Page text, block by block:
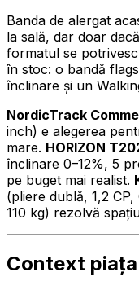
Banda de alergat
la sală, dar doar
formatul se
în stoc: o bandă
înclinare și un
NordicTrack
inch) e alegerea
mare. HORIZON
înclinare 0–12%, 5
pe buget mai realist.
(pliere dublă, 1,2
110 kg) rezolvă
Context